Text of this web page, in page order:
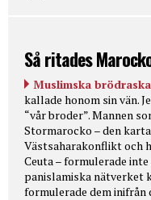
Så ritades
Muslimska
kallade honom sin vän.
“vår broder”. Mannen
Stormarocko – den
Västsaharakonflikt och
Ceuta – formulerade
panislamiska nätverket
formulerade dem